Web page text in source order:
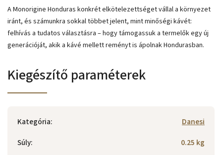
A Monorigine Honduras konkrét elkötelezettséget vállal a környezet
iránt, és számunkra sokkal többet jelent, mint minőségi kávét:
felhívás a tudatos választásra – hogy támogassuk a termelők egy új
generációját, akik a kávé mellett reményt is ápolnak Hondurasban.
Kiegészítő paraméterek
Kategória:
Danesi
Súly: 0.25 kg